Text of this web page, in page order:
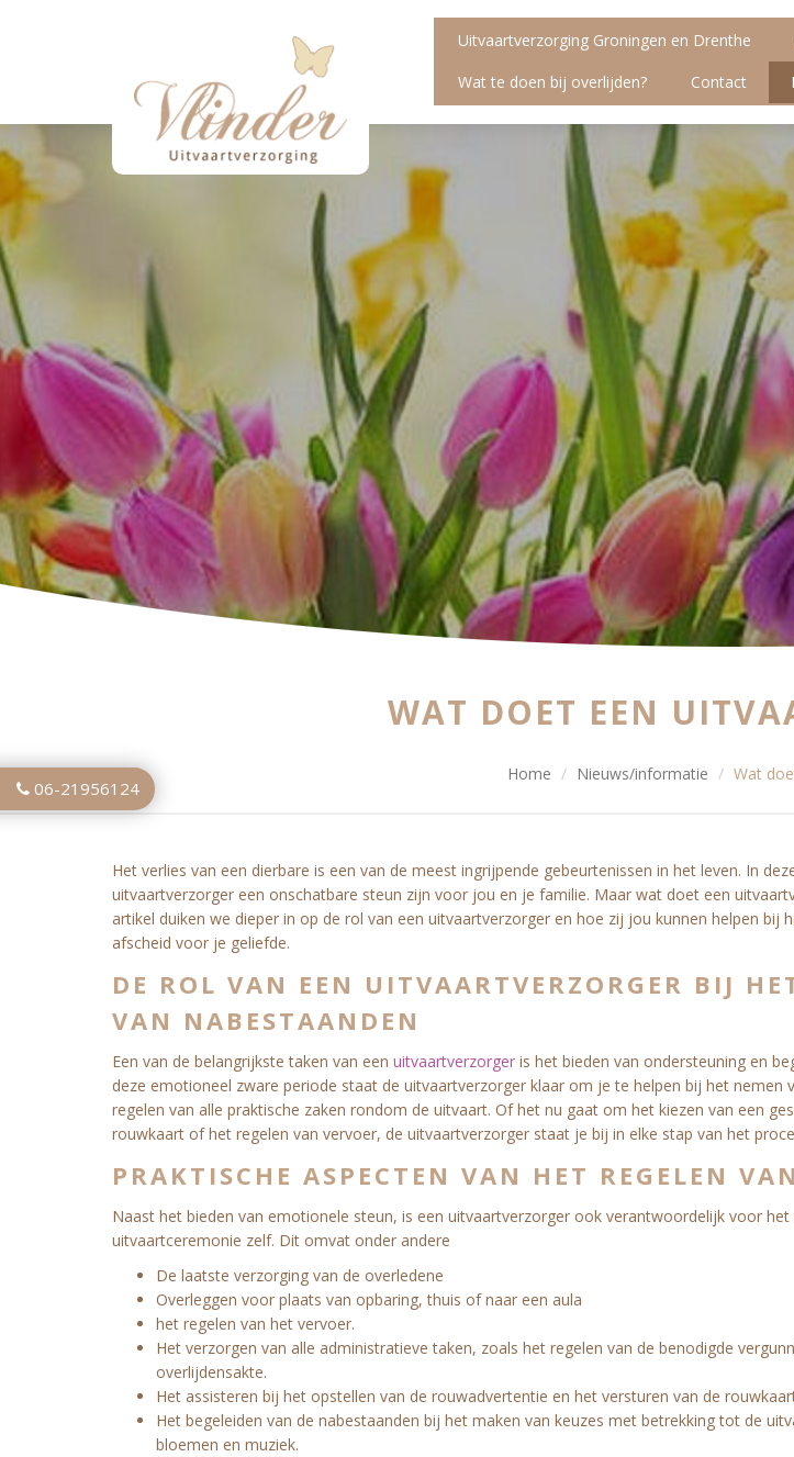
06-21956124
Uitvaartverzorging Groningen en Drenthe
Wat te doen bij overlijden?
Contact
WAT DOET EEN
Home Nieuws/informatie Wat
Het verlies van een dierbare is een van de meest ingrijpende gebeurtenissen in het leven. In
uitvaartverzorger een onschatbare steun zijn voor jou en je familie. Maar wat doet een
artikel duiken we dieper in op de rol van een uitvaartverzorger en hoe zij jou kunnen helpen bij
afscheid voor je geliefde.
DE ROL VAN EEN UITVAARTVERZORGER BIJ
VAN NABESTAANDEN
Een van de belangrijkste taken van een uitvaartverzorger is het bieden van ondersteuning en
deze emotioneel zware periode staat de uitvaartverzorger klaar om je te helpen bij het nemen
regelen van alle praktische zaken rondom de uitvaart. Of het nu gaat om het kiezen van een
rouwkaart of het regelen van vervoer, de uitvaartverzorger staat je bij in elke stap van het
PRAKTISCHE ASPECTEN VAN HET REGELEN
Naast het bieden van emotionele steun, is een uitvaartverzorger ook verantwoordelijk voor
uitvaartceremonie zelf. Dit omvat onder andere
De laatste verzorging van de overledene
Overleggen voor plaats van opbaring, thuis of naar een aula
het regelen van het vervoer.
Het verzorgen van alle administratieve taken, zoals het regelen van de benodigde
overlijdensakte.
Het assisteren bij het opstellen van de rouwadvertentie en het versturen van de
Het begeleiden van de nabestaanden bij het maken van keuzes met betrekking tot de
bloemen en muziek.